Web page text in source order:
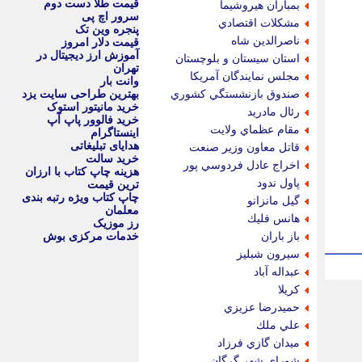
بمباران هيروشيما
مشكلات اقتصادي
ناصرالدين شاه
استان سيستان و بلوچستان
مجلس نمايندگان آمريكا
صندوق بازنشستگي كشوري
رئال مادريد
مقام عظماي ولايت
قاتل معاون وزير صنعت
اخراج عادل فردوسي پور
پاول ندود
گيل مانزانو
هانس فليك
باز باران
سيرون شبليز
عبداله آباد
كريلا
حميدرضا عزيزي
علي ملك
ميدان گازي فرزاد
قیمت طلا دست دوم
سرور اچ پی
پنجره وین تک
قیمت دلار امروز
آموزش ارز دیجیتال در
تهران
وانت بار
بهترین طراحی سایت یزد
خرید مانیتور استوک
خرید فالوور پاپ آپ
اینستاگرام
هدایای تبلیغاتی
خرید سالت
هزینه چاپ کتاب با ارزان
ترین قیمت
چاپ کتاب ویژه رتبه بندی
معلمان
رز موزیک
خدمات مرکزی بوش